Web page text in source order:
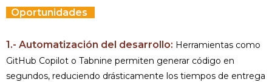
Oportunidades
1.- Automatización del desarrollo: Herramientas como
GitHub Copilot o Tabnine permiten generar código en
segundos, reduciendo drásticamente los tiempos de entrega